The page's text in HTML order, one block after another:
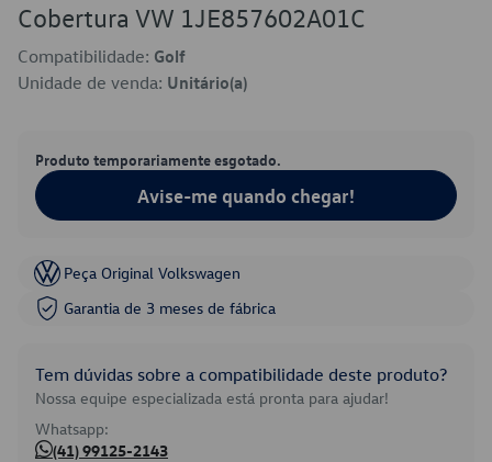
Cobertura VW 1JE857602A01C
Compatibilidade: Golf
Unidade de venda: Unitário(a)
Produto temporariamente esgotado.
Avise-me quando chegar!
Peça Original Volkswagen
Garantia de 3 meses de fábrica
Tem dúvidas sobre a compatibilidade deste produto?
Nossa equipe especializada está pronta para ajudar!
Whatsapp:
(41) 99125-2143